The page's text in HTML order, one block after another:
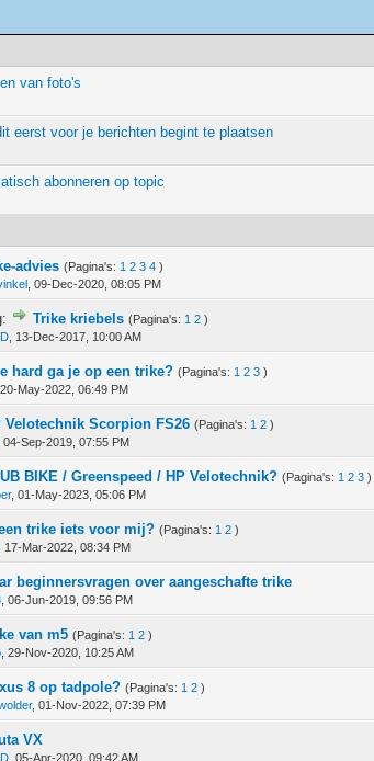
van foto's
eerst voor je berichten begint te plaatsen
abonneren op topic
advies (Pagina's: 1 2 3 4 )
,09-Dec-2020, 08:05 PM
stem - 0 van 5 gemiddeld
1234 5
Trike kriebels (Pagina's: 1 2 )
13-Dec-2017, 10:00 AM
stem - 0 van 5 gemiddeld
12345
hard ga je op een trike? (Pagina's: 1 2 3 )
,20-May-2022, 06:49 PM
stem - 0 van 5 gemiddeld
12345
Velotechnik Scorpion FS26 (Pagina's: 1 2 )
,04-Sep-2019, 07:55 PM
stem - 0 van 5 gemiddeld
12345
BIKE / Greenspeed / HP Velotechnik? (Pagina's: 1 2 3 )
,01-May-2023, 05:06 PM
stem - 0 van 5 gemiddeld
12345
trike iets voor mij? (Pagina's: 1 2 )
17-Mar-2022, 08:34 PM
stem - 0 van 5 gemiddeld
1234 5
beginnersvragen over aangeschafte trike
,06-Jun-2019, 09:56 PM
1 stem - 3 van 5 gemiddeld
12345
van m5 (Pagina's: 1 2 )
,29-Nov-2020, 10:25 AM
stem - 0 van 5 gemiddeld
12345
8 op tadpole? (Pagina's: 1 2 )
,01-Nov-2022, 07:39 PM
stem - 0 van 5 gemiddeld
1234 5
VX
,05-Apr-2020, 09:42 AM
stem - 0 van 5 gemiddeld